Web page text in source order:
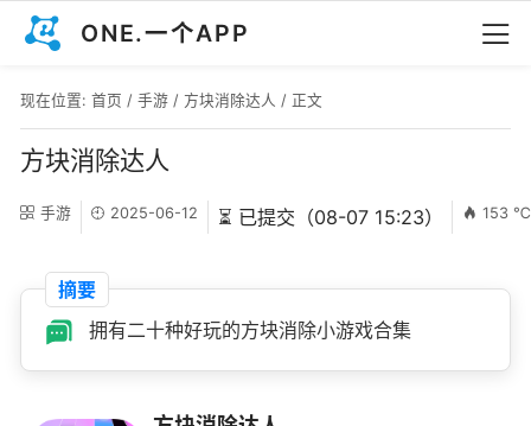
ONE.一个APP
现在位置: 首页 / 手游 / 方块消除达人 / 正文
方块消除达人
手游 2025-06-12 ⏳ 已提交（08-07 15:23） 153 ℃
摘要
拥有二十种好玩的方块消除小游戏合集